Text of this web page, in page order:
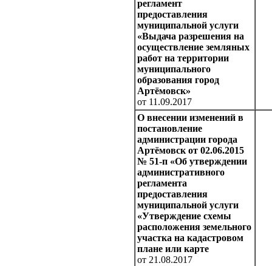
регламент
предоставления
муниципальной услуги
«Выдача разрешения на
осуществление земляных
работ на территории
муниципального
образования город
Артёмовск»
от 11.09.2017
О внесении изменений в
постановление
администрации города
Артёмовск от 02.06.2015
№ 51-п «Об утверждении
административного
регламента
предоставления
муниципальной услуги
«Утверждение схемы
расположения земельного
участка на кадастровом
плане или карте
от 21.08.2017